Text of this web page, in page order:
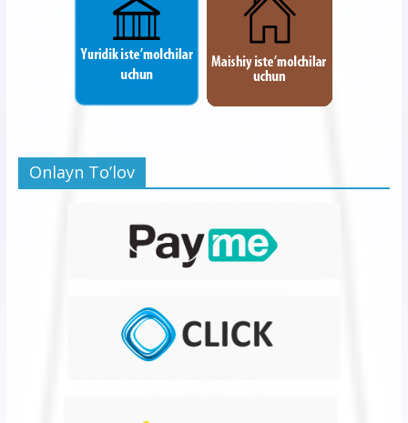
Onlayn To’lov